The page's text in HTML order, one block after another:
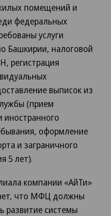
помещений и
федеральных
услуги
Башкирии, налоговой
регистрация
выписок из
(прием
оформление
и заграничного
5 лет).
компании «АйТи»
что МФЦ должны
развитие системы